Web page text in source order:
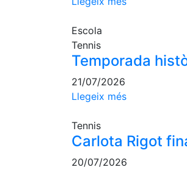
Escola
Tennis
Temporada
21/07/2026
Llegeix més
Tennis
Carlota Rigot
20/07/2026